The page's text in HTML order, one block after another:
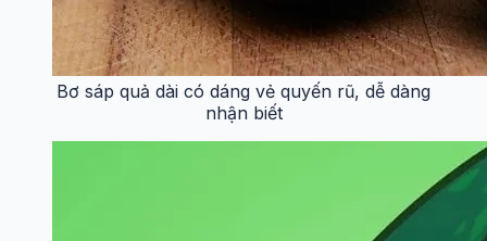
Bơ sáp quả dài có dáng vẻ quyến rũ, dễ dàng
nhận biết